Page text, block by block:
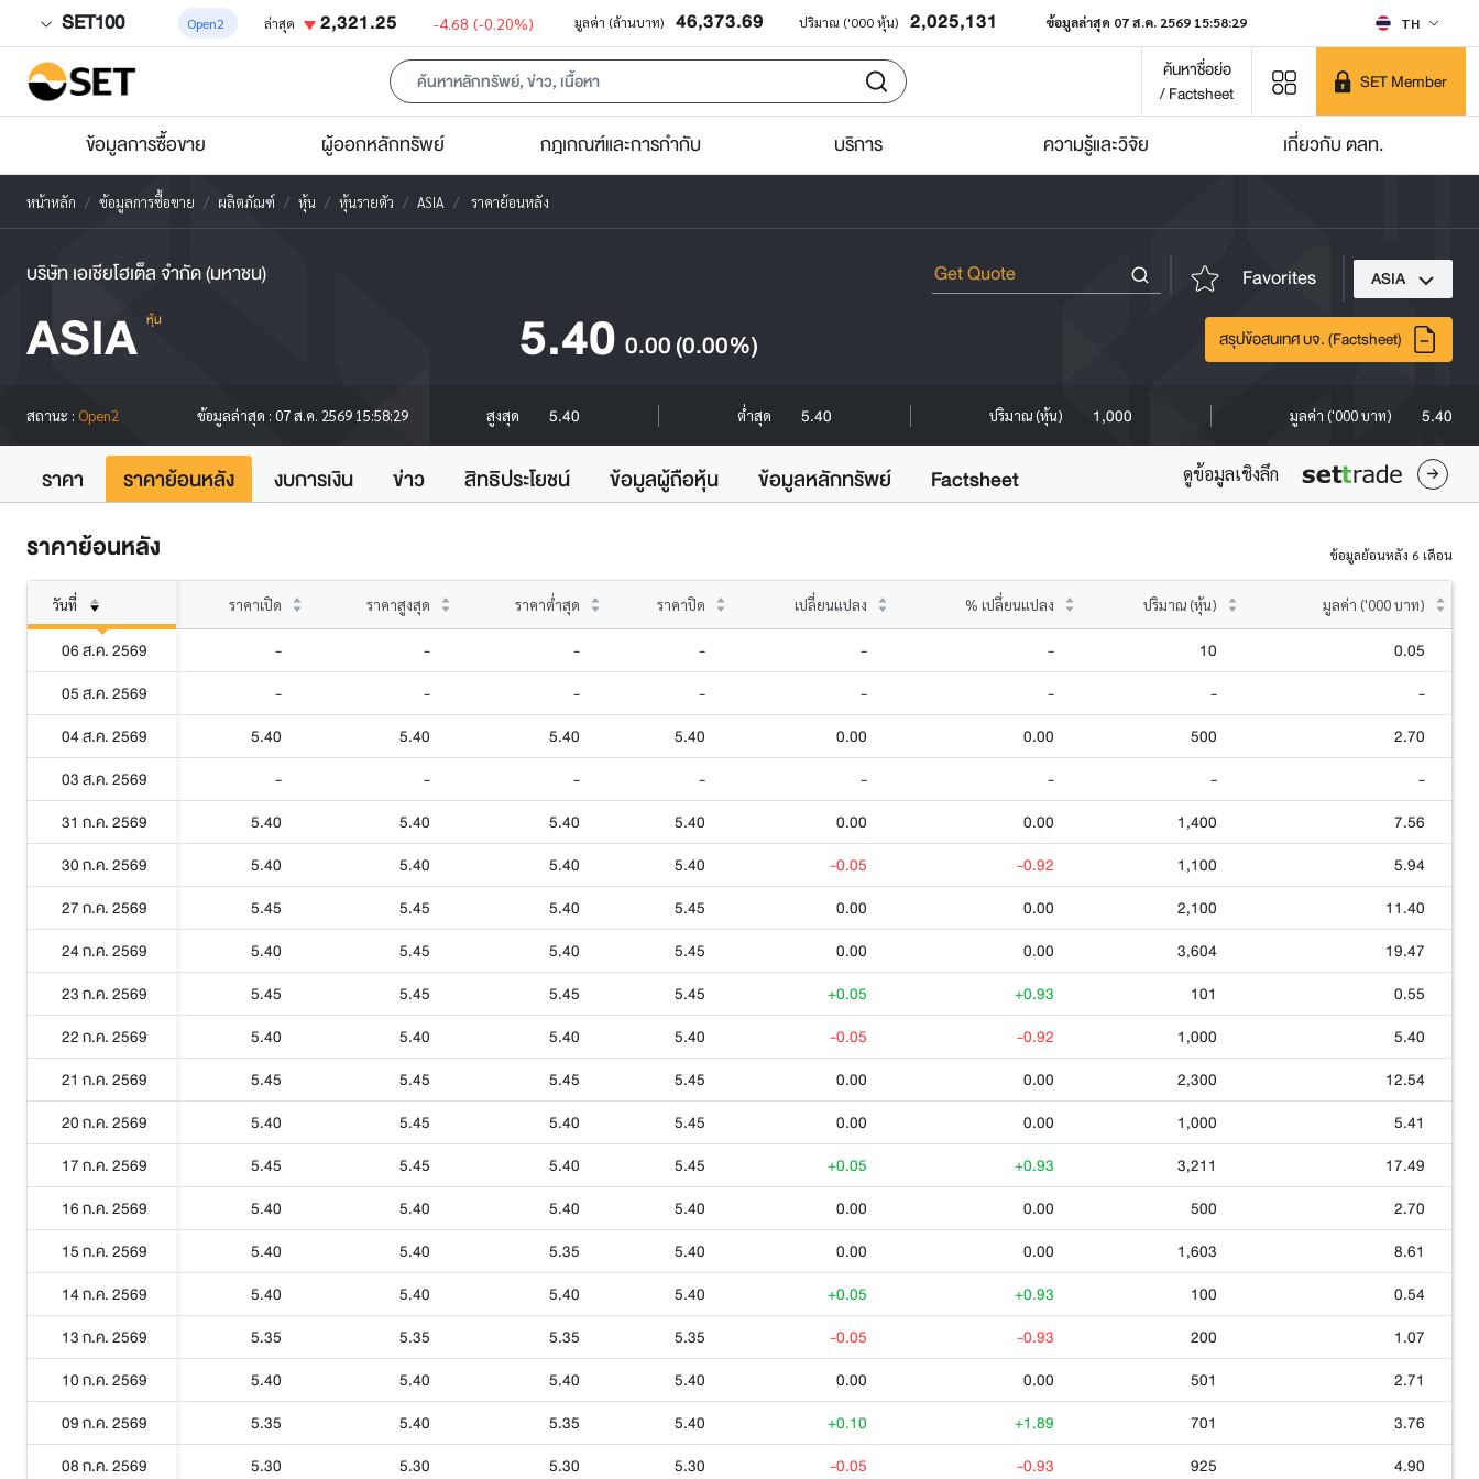
SET100 Open2 ล่าสุด 2,321.25 -4.68 (-0.20%) มูลค่า (ล้านบาท) 46,373.69 ปริมาณ ('000 หุ้น) 2,025,131 ข้อมูลล่าสุด 07 ส.ค. 2569 15:58:29 TH
ค้นหาชื่อย่อ
/ Factsheet
SET Member
ข้อมูลการซื้อขาย ผู้ออกหลักทรัพย์ กฎเกณฑ์และการกำกับ บริการ ความรู้และวิจัย เกี่ยวกับ ตลท.
หน้าหลัก ข้อมูลการซื้อขาย ผลิตภัณฑ์ หุ้น หุ้นรายตัว ASIA ราคาย้อนหลัง
บริษัท เอเชียโฮเต็ล จำกัด (มหาชน) Favorites ASIA
ASIA หุ้น 5.40 0.00(0.00%) สรุปข้อสนเทศ บจ. (Factsheet)
สถานะ : Open2 ข้อมูลล่าสุด : 07 ส.ค. 2569 15:58:29 สูงสุด 5.40 ต่ำสุด 5.40 ปริมาณ (หุ้น) 1,000 มูลค่า ('000 บาท) 5.40
ราคา ราคาย้อนหลัง งบการเงิน ข่าว สิทธิประโยชน์ ข้อมูลผู้ถือหุ้น ข้อมูลหลักทรัพย์ Factsheet ดูข้อมูลเชิงลึก
ราคาย้อนหลัง ข้อมูลย้อนหลัง 6 เดือน
วันที่ ราคาเปิด ราคาสูงสุด ราคาต่ำสุด ราคาปิด เปลี่ยนแปลง % เปลี่ยนแปลง ปริมาณ (หุ้น) มูลค่า ('000 บาท)
06 ส.ค. 2569 - - - - - - 10
0.05
05 ส.ค. 2569
- - - - - - -
-
04 ส.ค. 2569
5.40 5.40 5.40 5.40 0.00 0.00 500
2.70
03 ส.ค. 2569
- - - - - - -
-
31 ก.ค. 2569
5.40 5.40 5.40 5.40 0.00 0.00 1,400
7.56
30 ก.ค. 2569
5.40 5.40 5.40 5.40 -0.05 -0.92 1,100
5.94
27 ก.ค. 2569
5.45 5.45 5.40 5.45 0.00 0.00 2,100
11.40
24 ก.ค. 2569
5.40 5.45 5.40 5.45 0.00 0.00 3,604
19.47
23 ก.ค. 2569
5.45 5.45 5.45 5.45 +0.05 +0.93 101
0.55
22 ก.ค. 2569
5.40 5.40 5.40 5.40 -0.05 -0.92 1,000
5.40
21 ก.ค. 2569
5.45 5.45 5.45 5.45 0.00 0.00 2,300
12.54
20 ก.ค. 2569
5.40 5.45 5.40 5.45 0.00 0.00 1,000
5.41
17 ก.ค. 2569
5.45 5.45 5.40 5.45 +0.05 +0.93 3,211
17.49
16 ก.ค. 2569
5.40 5.40 5.40 5.40 0.00 0.00 500
2.70
15 ก.ค. 2569
5.40 5.40 5.35 5.40 0.00 0.00 1,603
8.61
14 ก.ค. 2569
5.40 5.40 5.40 5.40 +0.05 +0.93 100
0.54
13 ก.ค. 2569
5.35 5.35 5.35 5.35 -0.05 -0.93 200
1.07
10 ก.ค. 2569
5.40 5.40 5.40 5.40 0.00 0.00 501
2.71
09 ก.ค. 2569
5.35 5.40 5.35 5.40 +0.10 +1.89 701
3.76
08 ก.ค. 2569
5.30 5.30 5.30 5.30 -0.05 -0.93 925 4.90